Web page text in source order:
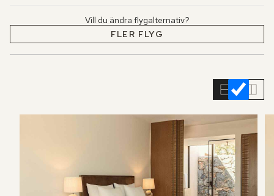
Vill du ändra flygalternativ?
FLER FLYG